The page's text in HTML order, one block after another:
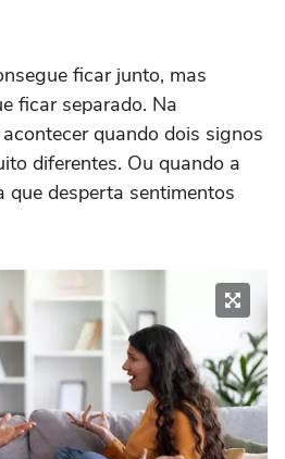
ficar junto, mas
ficar separado. Na
quando dois signos
diferentes. Ou quando a
que desperta sentimentos